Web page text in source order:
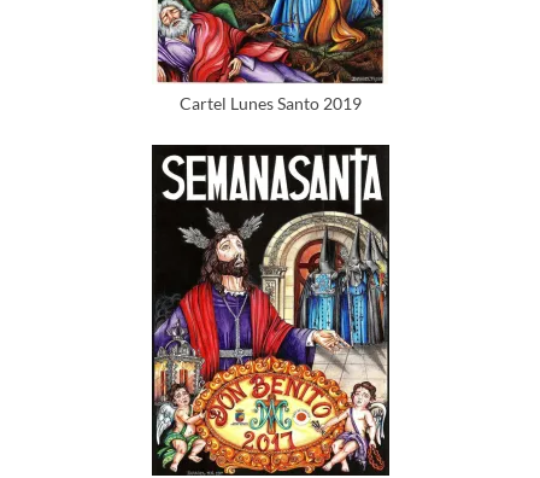
Cartel Lunes Santo 2019